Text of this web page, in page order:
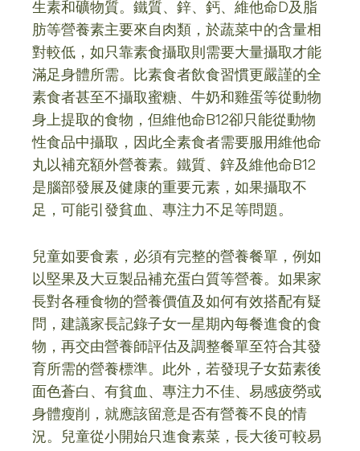
生素和礦物質。鐵質、鋅、鈣、維他命D及脂
肪等營養素主要來自肉類，於蔬菜中的含量相
對較低，如只靠素食攝取則需要大量攝取才能
滿足身體所需。比素食者飲食習慣更嚴謹的全
素食者甚至不攝取蜜糖、牛奶和雞蛋等從動物
身上提取的食物，但維他命B12卻只能從動物
性食品中攝取，因此全素食者需要服用維他命
丸以補充額外營養素。鐵質、鋅及維他命B12
是腦部發展及健康的重要元素，如果攝取不
足，可能引發貧血、專注力不足等問題。
兒童如要食素，必須有完整的營養餐單，例如
以堅果及大豆製品補充蛋白質等營養。如果家
長對各種食物的營養價值及如何有效搭配有疑
問，建議家長記錄子女一星期內每餐進食的食
物，再交由營養師評估及調整餐單至符合其發
育所需的營養標準。此外，若發現子女茹素後
面色蒼白、有貧血、專注力不佳、易感疲勞或
身體瘦削，就應該留意是否有營養不良的情
況。兒童從小開始只進食素菜，長大後可較易